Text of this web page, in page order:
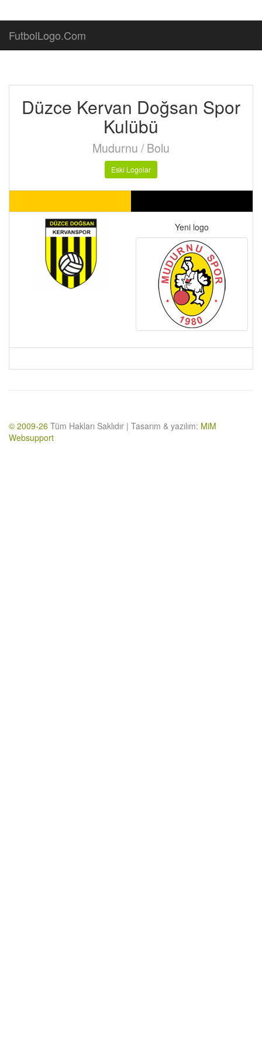
FutbolLogo.Com
Düzce Kervan Doğsan Spor
Kulübü
Mudurnu / Bolu
Eski Logolar
Yeni logo
© 2009-26 Tüm Hakları Saklıdır | Tasarım & yazılım: MiM
Websupport